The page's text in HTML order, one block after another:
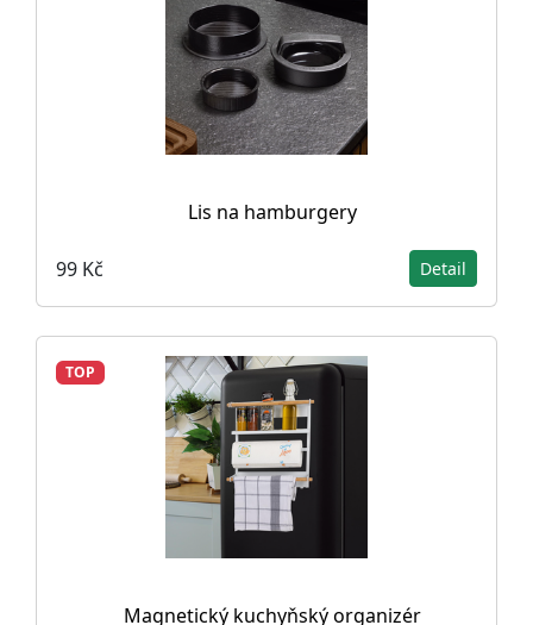
Lis na hamburgery
99 Kč Detail
TOP
Magnetický kuchyňský organizér